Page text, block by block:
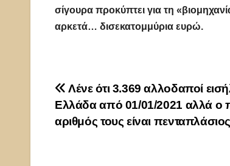
σίγουρα προκύπτει για τη
αρκετά… δισεκατομμύρια ευρώ.
Πλοήγηση
άρθρων
Λένε ότι 3.369 αλλοδαποί
Ελλάδα από 01/01/2021 αλλά ο
αριθμός τους είναι πενταπλάσιος